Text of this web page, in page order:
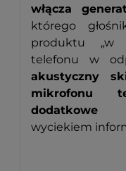
włącza
którego
produktu „w
telefonu w
akustyczny
mikrofonu
dodatkowe
wyciekiem